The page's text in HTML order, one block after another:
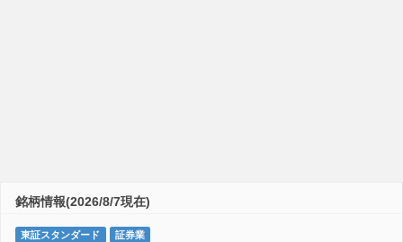
銘柄情報(2026/8/7現在)
東証スタンダード 証券業